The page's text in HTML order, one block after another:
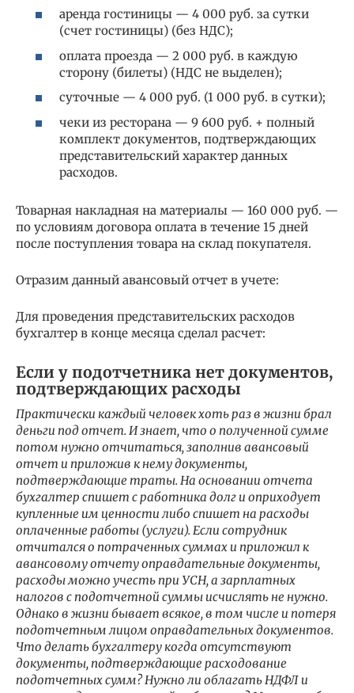
аренда гостиницы — 4 000 руб. за сутки
(счет гостиницы) (без НДС);
оплата проезда — 2 000 руб. в каждую
сторону (билеты) (НДС не выделен);
суточные — 4 000 руб. (1 000 руб. в сутки);
чеки из ресторана — 9 600 руб. + полный
комплект документов, подтверждающих
представительский характер данных
расходов.
Товарная накладная на материалы — 160 000 руб. —
по условиям договора оплата в течение 15 дней
после поступления товара на склад покупателя.
Отразим данный авансовый отчет в учете:
Для проведения представительских расходов
бухгалтер в конце месяца сделал расчет:
Если у подотчетника нет документов,
подтверждающих расходы
Практически каждый человек хоть раз в жизни брал
деньги под отчет. И знает, что о полученной сумме
потом нужно отчитаться, заполнив авансовый
отчет и приложив к нему документы,
подтверждающие траты. На основании отчета
бухгалтер спишет с работника долг и оприходует
купленные им ценности либо спишет на расходы
оплаченные работы (услуги). Если сотрудник
отчитался о потраченных суммах и приложил к
авансовому отчету оправдательные документы,
расходы можно учесть при УСН, а зарплатных
налогов с подотчетной суммы исчислять не нужно.
Однако в жизни бывает всякое, в том числе и потеря
подотчетным лицом оправдательных документов.
Что делать бухгалтеру когда отсутствуют
документы, подтверждающие расходование
подотчетных сумм? Нужно ли облагать НДФЛ и